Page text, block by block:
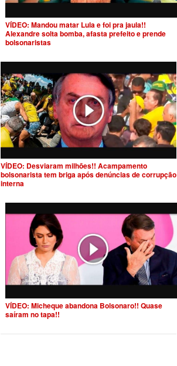
VÍDEO: Mandou matar Lula e foi pra jaula!!
Alexandre solta bomba, afasta prefeito e prende
bolsonaristas
VÍDEO: Desviaram milhões!! Acampamento
bolsonarista tem briga após denúncias de corrupção
interna
VÍDEO: Micheque abandona Bolsonaro!! Quase
saíram no tapa!!